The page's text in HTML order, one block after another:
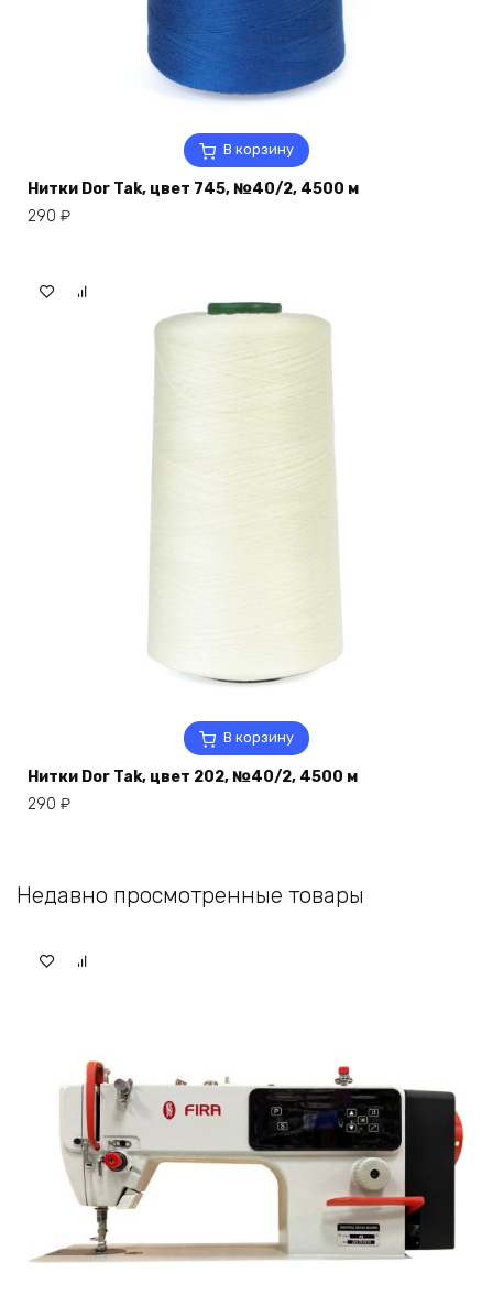
В корзину
Нитки Dor Tak, цвет 745, №40/2, 4500 м
290 ₽
В корзину
Нитки Dor Tak, цвет 202, №40/2, 4500 м
290 ₽
Недавно просмотренные товары